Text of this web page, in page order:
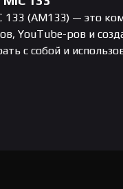
133 (AM133) — это
YouTube-ров и
с собой и